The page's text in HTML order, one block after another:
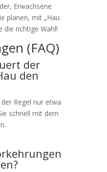
Erwachsene
planen, mit „Hau
die richtige Wahl!
(FAQ)
der
den
Regel nur etwa
schnell mit dem